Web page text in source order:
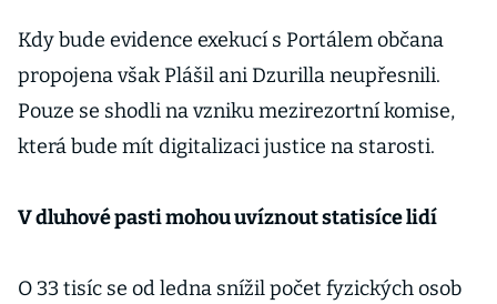
Radovana
Krejčíře v
Černošicích
Kdy bude evidence exekucí s Portálem občana
propojena však Plášil ani Dzurilla neupřesnili.
Pouze se shodli na vzniku mezirezortní komise,
která bude mít digitalizaci justice na starosti.
V dluhové pasti mohou uvíznout statisíce lidí
O 33 tisíc se od ledna snížil počet fyzických osob